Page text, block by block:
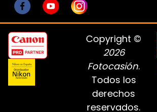
Copyright ©
2026
Fotocasión.
Todos los
derechos
reservados.